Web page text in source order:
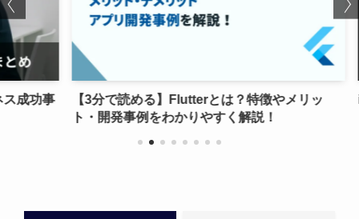
事
【3分で読める】Flutterとは？特徴やメリッ
ト・開発事例をわかりやすく解説！